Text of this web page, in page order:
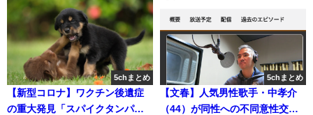
5chまとめ
【新型コロナ】ワクチン後遺症
の重大発見「スパイクタンパク
5chまとめ
【文春】人気男性歌手・中孝介
（44）が同性への不同意性交容